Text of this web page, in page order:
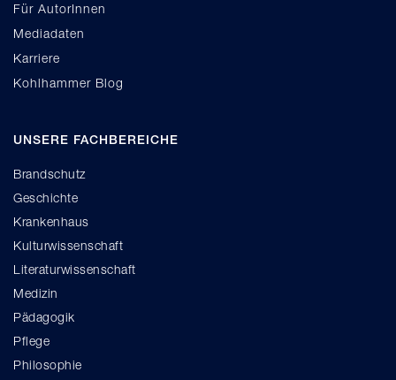
Für AutorInnen
Mediadaten
Karriere
Kohlhammer Blog
UNSERE FACHBEREICHE
Brandschutz
Geschichte
Krankenhaus
Kulturwissenschaft
Literaturwissenschaft
Medizin
Pädagogik
Pflege
Philosophie